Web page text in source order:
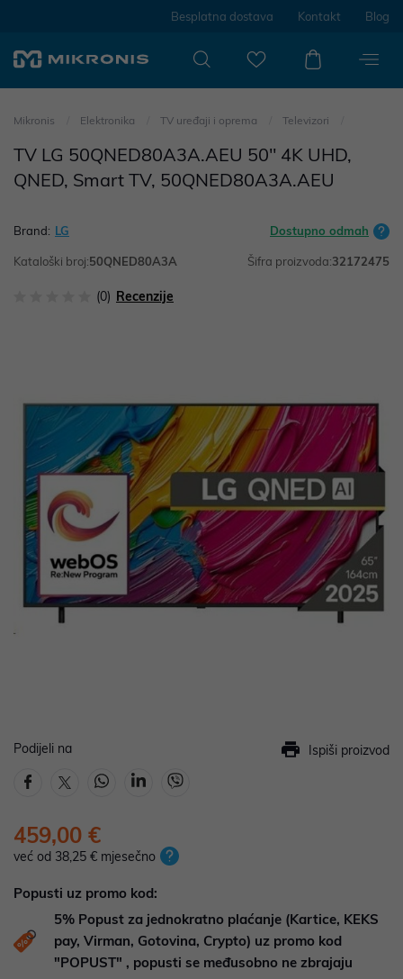
Besplatna dostava Kontakt Blog
Mikronis Elektronika TV uređaji i oprema Televizori
TV LG 50QNED80A3A.AEU 50" 4K UHD,
QNED, Smart TV, 50QNED80A3A.AEU
Brand: LG Dostupno odmah
Kataloški broj:50QNED80A3A Šifra proizvoda:32172475
(0) Recenzije
Podijeli na Ispiši proizvod
459,00 €
već od 38,25 € mjesečno
Popusti uz promo kod:
5% Popust za jednokratno plaćanje (Kartice, KEKS
pay, Virman, Gotovina, Crypto) uz promo kod
"POPUST" , popusti se međusobno ne zbrajaju